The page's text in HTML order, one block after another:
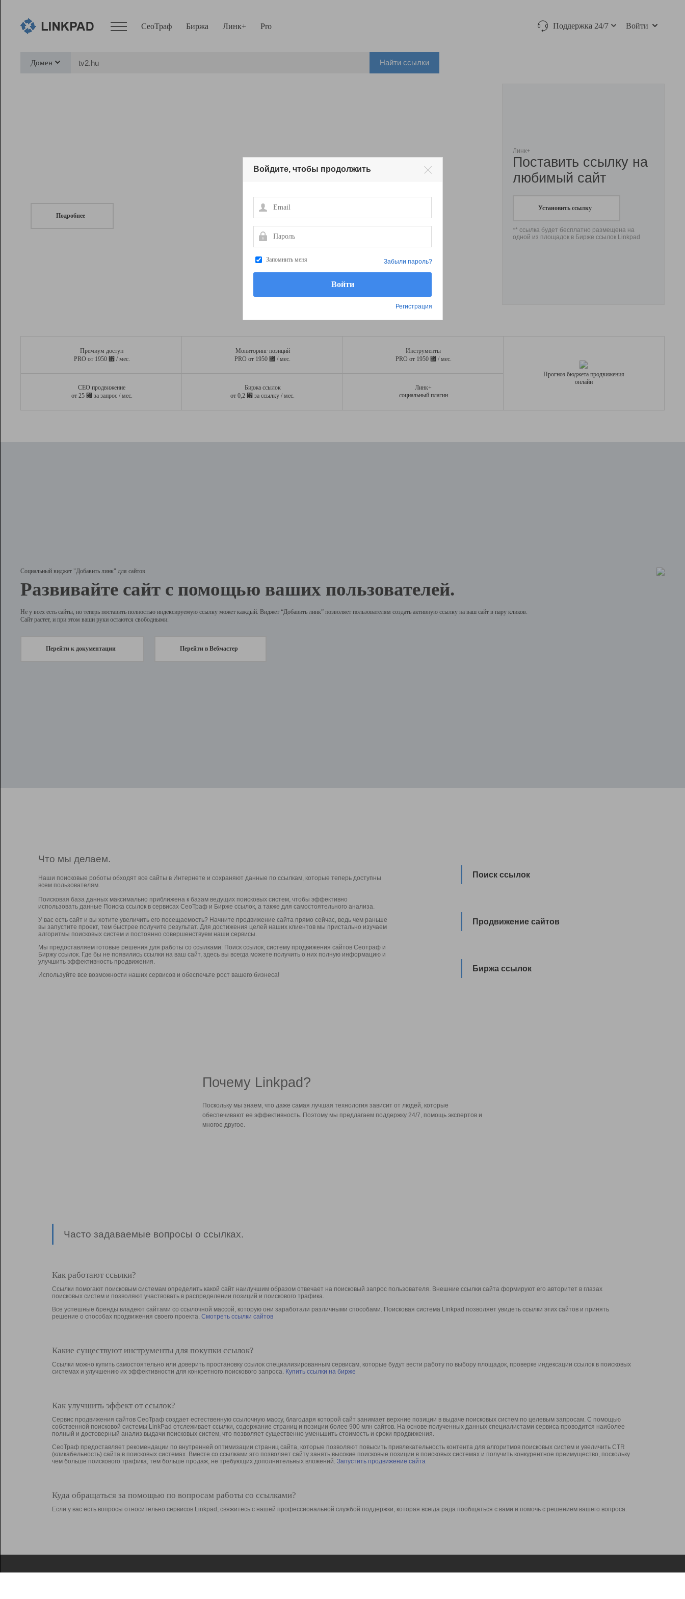
СеоТраф Биржа Линк+ Pro Поддержка 24/7 Войти
Домен Найти ссылки
Подробнее
Линк+
Поставить ссылку на
любимый сайт
Установить ссылку
** ссылка будет бесплатно размещена на
одной из площадок в Бирже ссылок Linkpad
Премиум доступ
PRO от 1950 ⃏ / мес.
Мониторинг позиций
PRO от 1950 ⃏ / мес.
Инструменты
PRO от 1950 ⃏ / мес.
СЕО продвижение
от 25 ⃏ за запрос / мес.
Биржа ссылок
от 0,2 ⃏ за ссылку / мес.
Линк+
социальный плагин
Прогноз бюджета продвижения
онлайн
Социальный виджет "Добавить линк" для сайтов
Развивайте сайт с помощью ваших пользователей.
Не у всех есть сайты, но теперь поставить полностью индексируемую ссылку может каждый. Виджет “Добавить линк” позволяет пользователям создать активную ссылку на ваш сайт в пару кликов.
Сайт растет, и при этом ваши руки остаются свободными.
Перейти к документации Перейти в Вебмастер
Что мы делаем.
Наши поисковые роботы обходят все сайты в Интернете и сохраняют данные по ссылкам, которые теперь доступны
всем пользователям.
Поисковая база данных максимально приближена к базам ведущих поисковых систем, чтобы эффективно
использовать данные Поиска ссылок в сервисах СеоТраф и Бирже ссылок, а также для самостоятельного анализа.
У вас есть сайт и вы хотите увеличить его посещаемость? Начните продвижение сайта прямо сейчас, ведь чем раньше
вы запустите проект, тем быстрее получите результат. Для достижения целей наших клиентов мы пристально изучаем
алгоритмы поисковых систем и постоянно совершенствуем наши сервисы.
Мы предоставляем готовые решения для работы со ссылками: Поиск ссылок, систему продвижения сайтов Сеотраф и
Биржу ссылок. Где бы не появились ссылки на ваш сайт, здесь вы всегда можете получить о них полную информацию и
улучшить эффективность продвижения.
Используйте все возможности наших сервисов и обеспечьте рост вашего бизнеса!
Поиск ссылок
Продвижение сайтов
Биржа ссылок
Почему Linkpad?
Поскольку мы знаем, что даже самая лучшая технология зависит от людей, которые
обеспечивают ее эффективность. Поэтому мы предлагаем поддержку 24/7, помощь экспертов и
многое другое.
Часто задаваемые вопросы о ссылках.
Как работают ссылки?
Ссылки помогают поисковым системам определить какой сайт наилучшим образом отвечает на поисковый запрос пользователя. Внешние ссылки сайта формируют его авторитет в глазах
поисковых систем и позволяют участвовать в раcпределении позиций и поискового трафика.
Все успешные бренды владеют сайтами со ссылочной массой, которую они заработали различными способами. Поисковая система Linkpad позволяет увидеть ссылки этих сайтов и принять
решение о способах продвижения своего проекта. Смотреть ссылки сайтов
Какие существуют инструменты для покупки ссылок?
Ссылки можно купить самостоятельно или доверить простановку ссылок специализированным сервисам, которые будут вести работу по выбору площадок, проверке индексации ссылок в поисковых
системах и улучшению их эффективности для конкретного поискового запроса. Купить ссылки на бирже
Как улучшить эффект от ссылок?
Сервис продвижения сайтов СеоТраф создает естественную ссылочную массу, благодаря которой сайт занимает верхние позиции в выдаче поисковых систем по целевым запросам. С помощью
собственной поисковой системы LinkPad отслеживает ссылки, содержание страниц и позиции более 900 млн сайтов. На основе полученных данных специалистами сервиса проводится наиболее
полный и достоверный анализ выдачи поисковых систем, что позволяет существенно уменьшить стоимость и сроки продвижения.
СеоТраф предоставляет рекомендации по внутренней оптимизации страниц сайта, которые позволяют повысить привлекательность контента для алгоритмов поисковых систем и увеличить CTR
(кликабельность) сайта в поисковых системах. Вместе со ссылками это позволяет сайту занять высокие поисковые позиции в поисковых системах и получить конкурентное преимущество, поскольку
чем больше поискового трафика, тем больше продаж, не требующих дополнительных вложений. Запустить продвижение сайта
Куда обращаться за помощью по вопросам работы со ссылками?
Если у вас есть вопросы относительно сервисов Linkpad, свяжитесь с нашей профессиональной службой поддержки, которая всегда рада пообщаться с вами и помочь с решением вашего вопроса.
Войдите, чтобы продолжить
Email
Пароль
Запомнить меня
Регистрация
Забыли пароль?